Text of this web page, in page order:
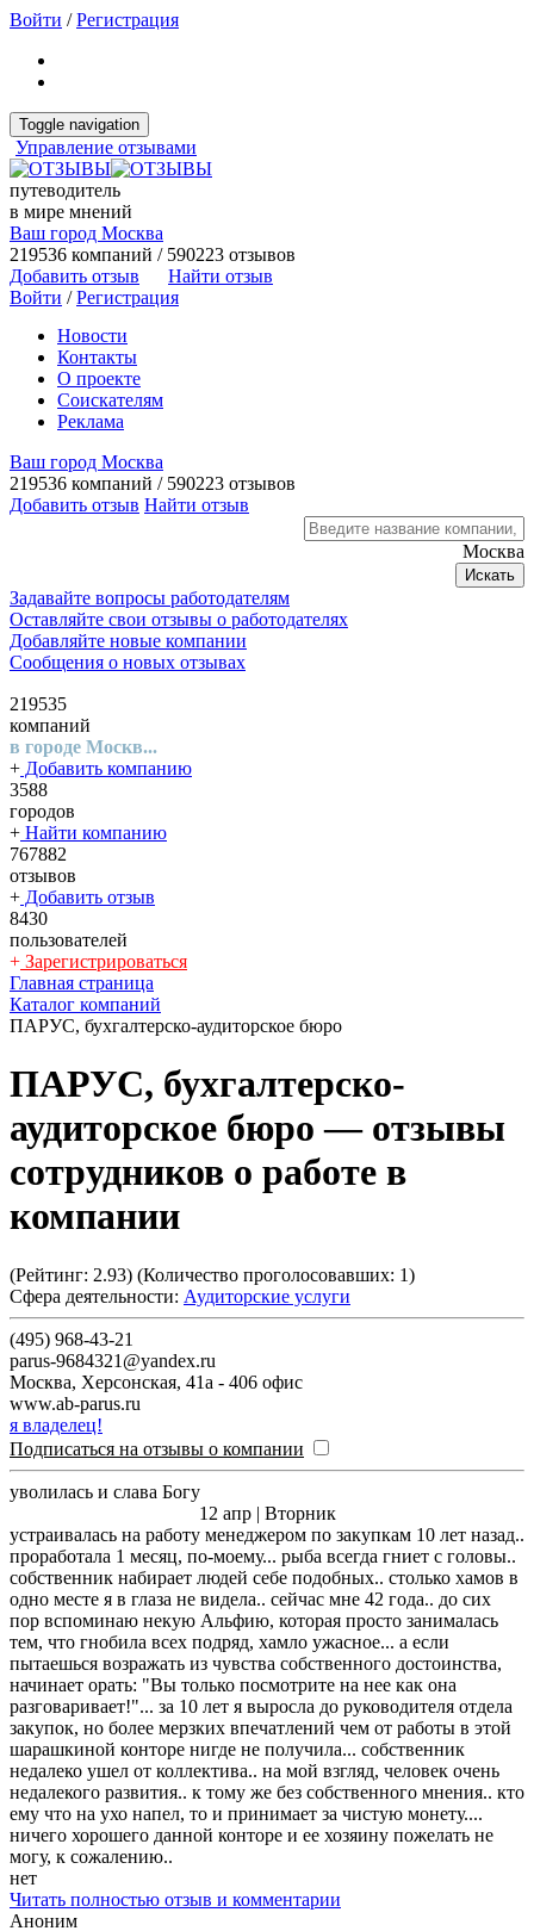
Войти /Регистрация
Toggle navigation
Управление отзывами
путеводитель
в мире мнений
Ваш город Москва
219536 компаний / 590223 отзывов
Добавить отзыв
Найти отзыв
Войти /Регистрация
Новости
Контакты
О проекте
Соискателям
Реклама
Ваш город Москва
219536 компаний / 590223 отзывов
Добавить отзыв Найти отзыв
Москва
Искать
Задавайте вопросы работодателям
Оставляйте свои отзывы о работодателях
Добавляйте новые компании
Сообщения о новых отзывах
219535
компаний
в городе Москв...
+ Добавить компанию
3588
городов
+ Найти компанию
767882
отзывов
+ Добавить отзыв
8430
пользователей
+ Зарегистрироваться
Главная страница
Каталог компаний
ПАРУС, бухгалтерско-аудиторское бюро
ПАРУС, бухгалтерско-
аудиторское бюро — отзывы
сотрудников о работе в
компании
(Рейтинг: 2.93) (Количество проголосовавших: 1)
Сфера деятельности: Аудиторские услуги
(495) 968-43-21
parus-9684321@yandex.ru
Москва, Херсонская, 41а - 406 офис
www.ab-parus.ru
я владелец!
Подписаться на отзывы о компании
уволилась и слава Богу
12 апр | Вторник
устраивалась на работу менеджером по закупкам 10 лет назад..
проработала 1 месяц, по-моему... рыба всегда гниет с головы..
собственник набирает людей себе подобных.. столько хамов в
одно месте я в глаза не видела.. сейчас мне 42 года.. до сих
пор вспоминаю некую Альфию, которая просто занималась
тем, что гнобила всех подряд, хамло ужасное... а если
пытаешься возражать из чувства собственного достоинства,
начинает орать: "Вы только посмотрите на нее как она
разговаривает!"... за 10 лет я выросла до руководителя отдела
закупок, но более мерзких впечатлений чем от работы в этой
шарашкиной конторе нигде не получила... собственник
недалеко ушел от коллектива.. на мой взгляд, человек очень
недалекого развития.. к тому же без собственного мнения.. кто
ему что на ухо напел, то и принимает за чистую монету....
ничего хорошего данной конторе и ее хозяину пожелать не
могу, к сожалению..
нет
Читать полностью отзыв и комментарии
Аноним